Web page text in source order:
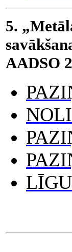
5.
AADSO